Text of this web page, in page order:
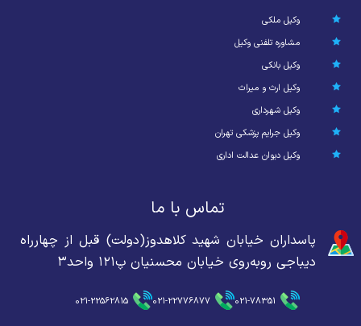
وکیل ملکی
مشاوره تلفنی وکیل
وکیل بانکی
وکیل ارث و میراث
وکیل شهرداری
وکیل جرایم پزشکی تهران
وکیل دیوان عدالت اداری
تماس با ما
پاسداران خیابان شهید کلاهدوز(دولت) قبل از چهارراه
دیباجی روبه‌روی خیابان محسنیان پ۱۲۱ واحد۳
021-78351
021-22776877
021-22562815